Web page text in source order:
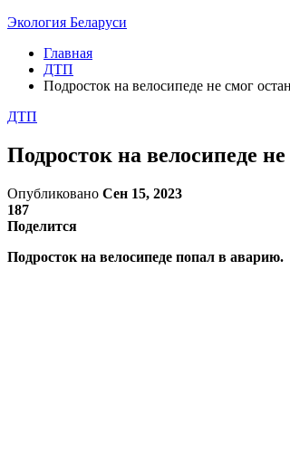
Экология Беларуси
Главная
ДТП
Подросток на велосипеде не смог
ДТП
Подросток на велосипеде
Опубликовано Сен 15, 2023
187
Поделится
Подросток на велосипеде попал в аварию.